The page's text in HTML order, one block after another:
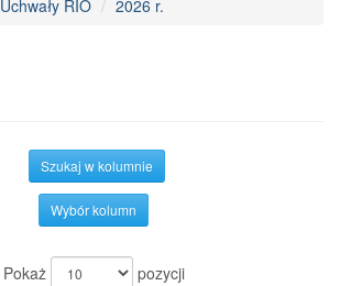
Uchwały RIO 2026 r.
Szukaj w kolumnie
Wybór kolumn
Pokaż
pozycji